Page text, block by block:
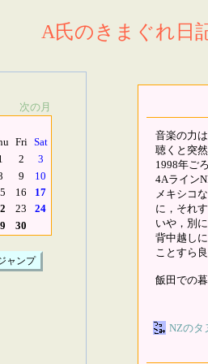
A氏のきまぐれ日
次の月
Fri Sat
2
3
9
10
16
17
23
24
30
音楽の力
聴くと突
1998年ご
4Aライン
メキシコ
に，それ
いや，別
背中越し
ことすら
飯田での
NZのタ